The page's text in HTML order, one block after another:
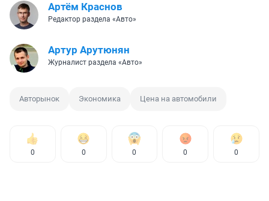
Артём Краснов
Редактор раздела «Авто»
Артур Арутюнян
Журналист раздела «Авто»
Авторынок Экономика Цена на автомобили
0 0 0 0 0